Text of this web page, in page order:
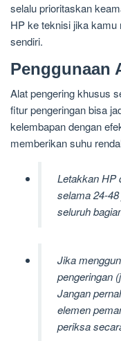
selalu prioritaskan
HP ke teknisi jika kamu
sendiri.
Penggunaan
Alat pengering khusus
fitur pengeringan bisa
kelembapan dengan
memberikan suhu
Letakkan HP
selama 24-
seluruh
Jika
pengeringan
Jangan
elemen
periksa